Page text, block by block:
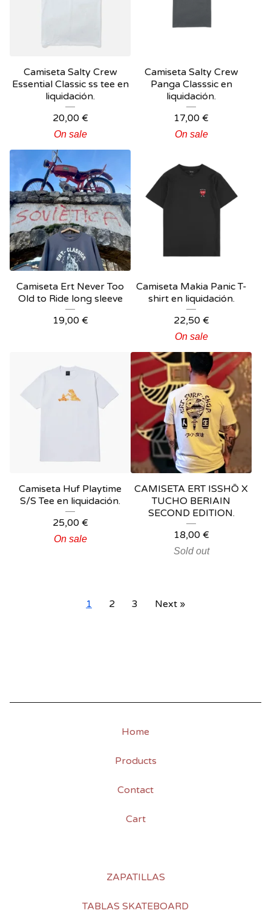
Camiseta Salty Crew
Essential Classic ss tee en
liquidación.
20,00 €
On sale
Camiseta Salty Crew
Panga Classsic en
liquidación.
17,00 €
On sale
Camiseta Ert Never Too
Old to Ride long sleeve
19,00 €
Camiseta Makia Panic T-
shirt en liquidación.
22,50 €
On sale
Camiseta Huf Playtime
S/S Tee en liquidación.
25,00 €
On sale
CAMISETA ERT ISSHŌ X
TUCHO BERIAIN
SECOND EDITION.
18,00 €
Sold out
1 2 3 Next »
Home
Products
Contact
Cart
ZAPATILLAS
TABLAS SKATEBOARD